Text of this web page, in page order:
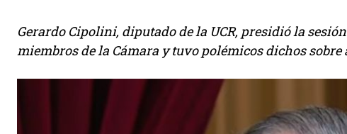
Gerardo Cipolini, diputado de la UCR, presidió la
miembros de la Cámara y tuvo polémicos dichos